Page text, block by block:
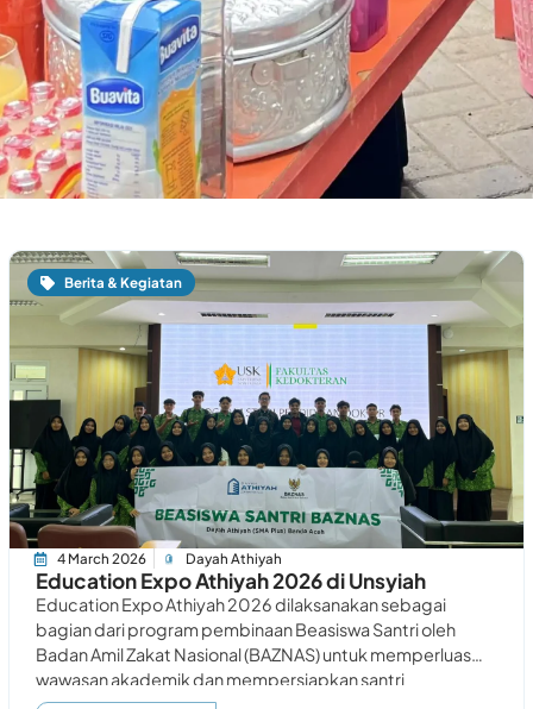
Berita & Kegiatan
4 March 2026 Dayah Athiyah
Education Expo Athiyah 2026 di Unsyiah
Education Expo Athiyah 2026 dilaksanakan sebagai
bagian dari program pembinaan Beasiswa Santri oleh
Badan Amil Zakat Nasional (BAZNAS) untuk memperluas
wawasan akademik dan mempersiapkan santri
menghadapi jenjang pendidikan tinggi. Kegiatan